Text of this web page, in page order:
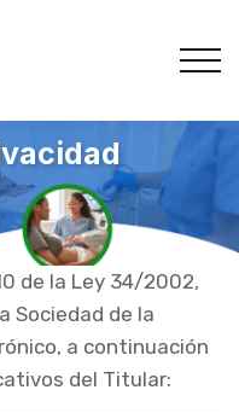
de la Ley 34/2002,
Sociedad de la
a continuación
del Titular: